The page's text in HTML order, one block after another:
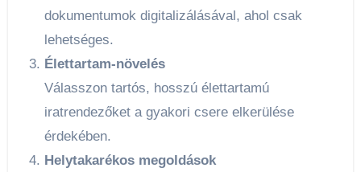
dokumentumok digitalizálásával, ahol csak
lehetséges.
Élettartam-növelés
Válasszon tartós, hosszú élettartamú
iratrendezőket a gyakori csere elkerülése
érdekében.
Helytakarékos megoldások